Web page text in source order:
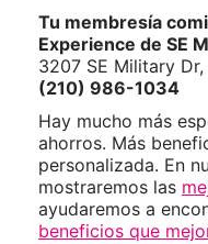
Tu membresía
Experience de SE
3207 SE Military
(210) 986-1034
Hay mucho más
ahorros. Más
personalizada. En
mostraremos las
ayudaremos a
beneficios que